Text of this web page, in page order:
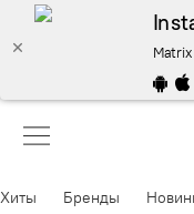
Хиты Бренды